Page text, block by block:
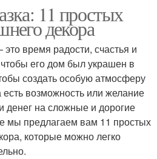
11 простых
декора
время радости, счастья и
его дом был украшен в
создать особую атмосферу
есть возможность или желание
денег на сложные и дорогие
мы предлагаем вам 11 простых
которые можно легко